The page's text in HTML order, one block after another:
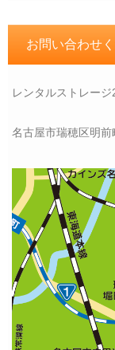
お問い合わせ
レンタルストレージ
名古屋市瑞穂区明前